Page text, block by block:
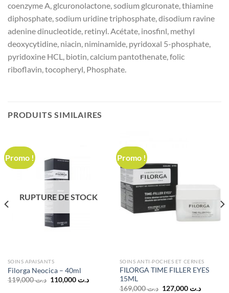
coenzyme A, glcuronolactone, sodium glcuronate, thiamine
diphosphate, sodium uridine triphosphate, disodium ravine
adenine dinucleotide, retinyl. Acétate, inosfinl, methyl
deoxycytidine, niacin, niminamide, pyridoxal 5-phosphate,
pyridoxine HCL, biotin, calcium pantothenate, folic
riboflavin, tocopheryl, Phosphate.
PRODUITS SIMILAIRES
Promo !
RUPTURE DE STOCK
SOINS APAISANTS
Filorga Neocica – 40ml
د.ت119,000
Le
د.ت 110,000
Le
Promo !
SOINS ANTI-POCHES ET CERNES
FILORGA TIME FILLER EYES
15ML
د.ت169,000
Le
د.ت 127,000
Le